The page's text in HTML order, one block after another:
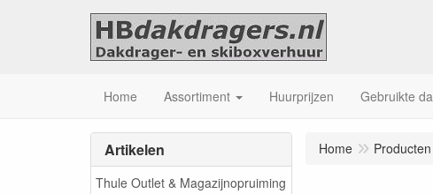
Home Assortiment Huurprijzen Gebruikte
Artikelen
Thule Outlet & Magazijnopruiming
Home Producten